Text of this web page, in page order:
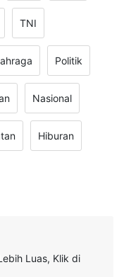
TNI
Politik
Nasional
Hiburan
Luas, Klik di